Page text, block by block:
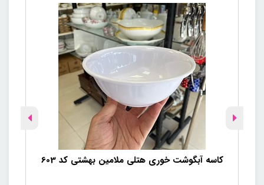
کاسه آبگوشت خوری هتلی ملامین بهشتی کد 603